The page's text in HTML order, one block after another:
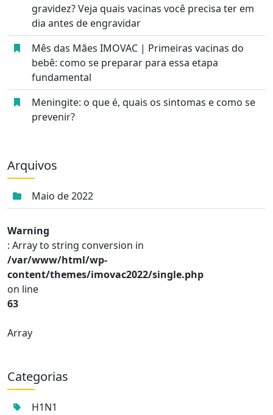
gravidez? Veja quais vacinas você precisa ter em
dia antes de engravidar
Mês das Mães IMOVAC | Primeiras vacinas do
bebê: como se preparar para essa etapa
fundamental
Meningite: o que é, quais os sintomas e como se
prevenir?
Arquivos
Maio de 2022
Warning
: Array to string conversion in
/var/www/html/wp-
content/themes/imovac2022/single.php
on line
63
Array
Categorias
H1N1